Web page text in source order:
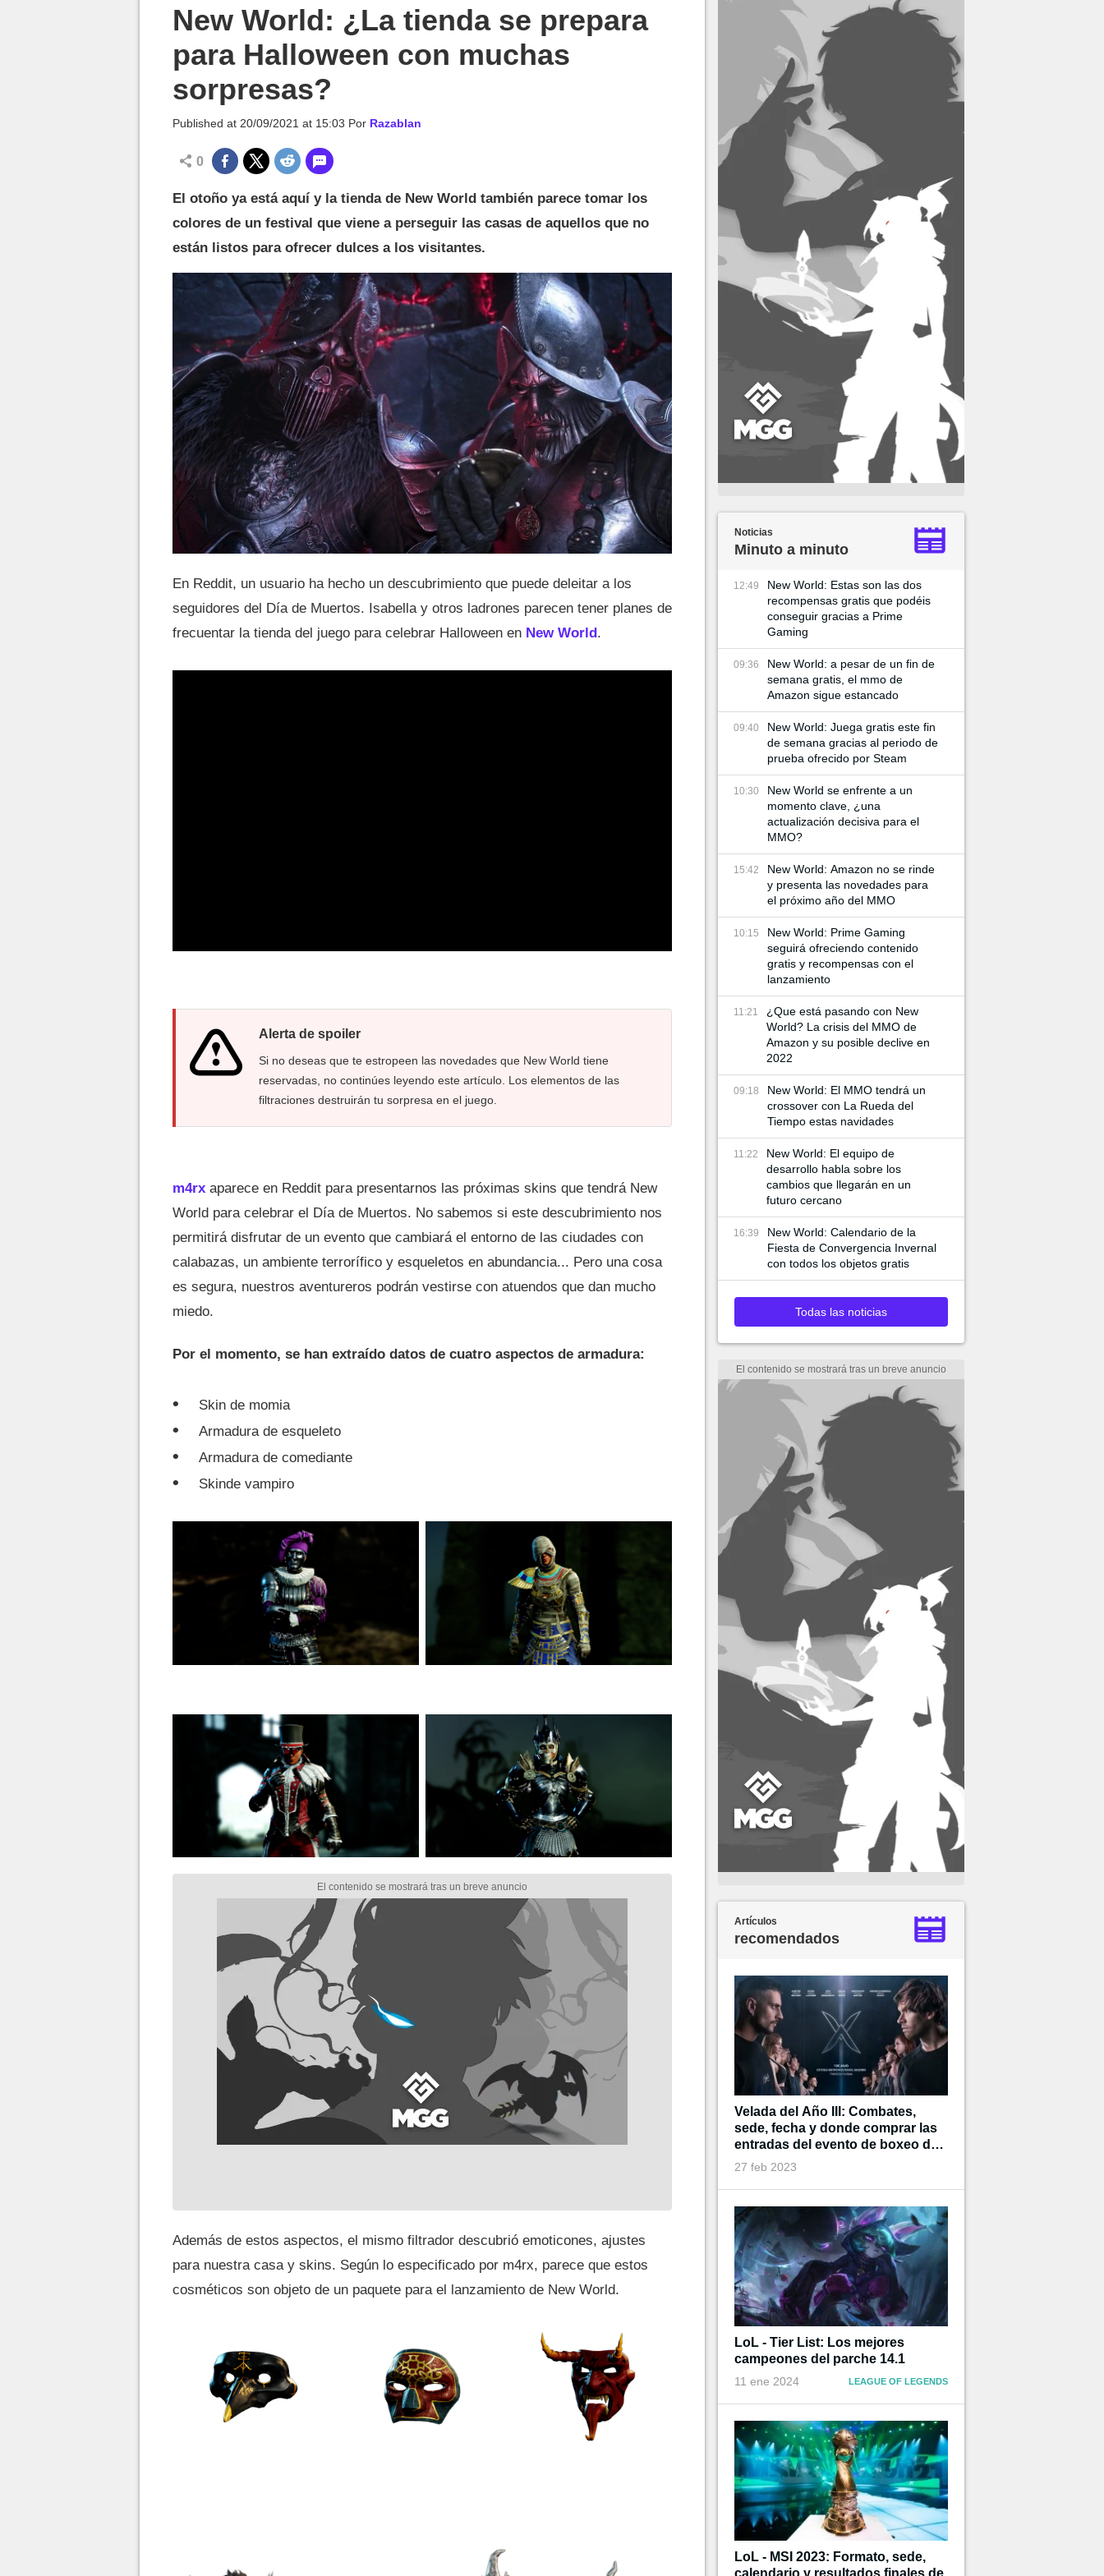
New World: ¿La tienda se prepara
para Halloween con muchas
sorpresas?
Published at 20/09/2021 at 15:03 Por Razablan
0
El otoño ya está aquí y la tienda de New World también parece tomar los
colores de un festival que viene a perseguir las casas de aquellos que no
están listos para ofrecer dulces a los visitantes.
En Reddit, un usuario ha hecho un descubrimiento que puede deleitar a los
seguidores del Día de Muertos. Isabella y otros ladrones parecen tener planes de
frecuentar la tienda del juego para celebrar Halloween en New World.
Alerta de spoiler
Si no deseas que te estropeen las novedades que New World tiene
reservadas, no continúes leyendo este artículo. Los elementos de las
filtraciones destruirán tu sorpresa en el juego.
m4rx aparece en Reddit para presentarnos las próximas skins que tendrá New
World para celebrar el Día de Muertos. No sabemos si este descubrimiento nos
permitirá disfrutar de un evento que cambiará el entorno de las ciudades con
calabazas, un ambiente terrorífico y esqueletos en abundancia... Pero una cosa
es segura, nuestros aventureros podrán vestirse con atuendos que dan mucho
miedo.
Por el momento, se han extraído datos de cuatro aspectos de armadura:
Skin de momia
Armadura de esqueleto
Armadura de comediante
Skinde vampiro
Además de estos aspectos, el mismo filtrador descubrió emoticones, ajustes
para nuestra casa y skins. Según lo especificado por m4rx, parece que estos
cosméticos son objeto de un paquete para el lanzamiento de New World.
Noticias
Minuto a minuto
12:49
New World: Estas son las dos
recompensas gratis que podéis
conseguir gracias a Prime
Gaming
09:36
New World: a pesar de un fin de
semana gratis, el mmo de
Amazon sigue estancado
09:40
New World: Juega gratis este fin
de semana gracias al periodo de
prueba ofrecido por Steam
10:30
New World se enfrente a un
momento clave, ¿una
actualización decisiva para el
MMO?
15:42
New World: Amazon no se rinde
y presenta las novedades para
el próximo año del MMO
10:15
New World: Prime Gaming
seguirá ofreciendo contenido
gratis y recompensas con el
lanzamiento
11:21
¿Que está pasando con New
World? La crisis del MMO de
Amazon y su posible declive en
2022
09:18
New World: El MMO tendrá un
crossover con La Rueda del
Tiempo estas navidades
11:22
New World: El equipo de
desarrollo habla sobre los
cambios que llegarán en un
futuro cercano
16:39
New World: Calendario de la
Fiesta de Convergencia Invernal
con todos los objetos gratis
Todas las noticias
Artículos
recomendados
Velada del Año III: Combates,
sede, fecha y donde comprar las
entradas del evento de boxeo de
Ibai
27 feb 2023
LoL - Tier List: Los mejores
campeones del parche 14.1
11 ene 2024 LEAGUE OF LEGENDS
LoL - MSI 2023: Formato, sede,
calendario y resultados finales de